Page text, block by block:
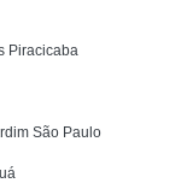
Piracicaba
São Paulo